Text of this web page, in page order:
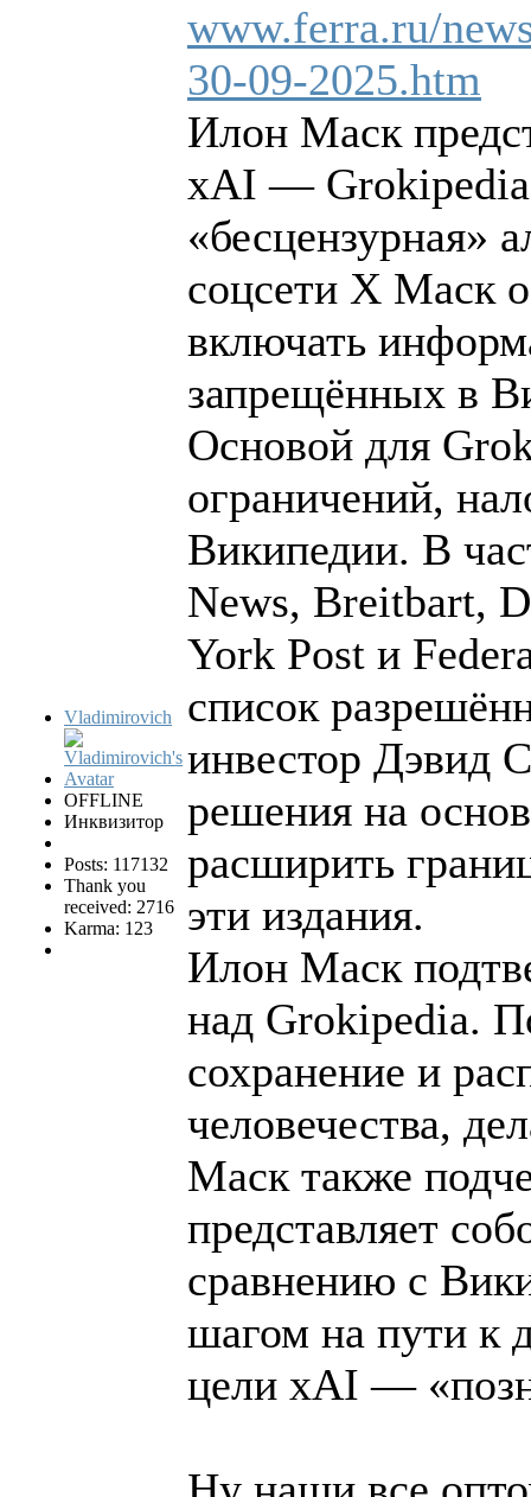
Vladimirovich
OFFLINE
Инквизитор
Posts: 117132
Thank you
received: 2716
Karma: 123
www.ferra.ru/
30-09-2025.htm
Илон Маск
xAI — Grokipedia,
«бесцензурная»
соцсети Х Маск
включать
запрещённых в
Основой для
ограничений,
Википедии. В
News, Breitbart,
York Post и
список
инвестор Дэвид
решения на
расширить
эти издания.
Илон Маск
над Grokipedia.
сохранение и
человечества,
Маск также
представляет
сравнению с
шагом на пути к
цели xAI —